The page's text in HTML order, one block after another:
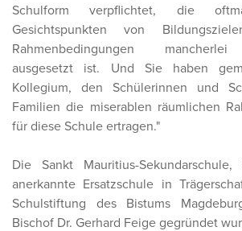
Schulform verpflichtet, die
Gesichtspunkten von
Rahmenbedingungen mancherlei
ausgesetzt ist. Und Sie haben
Kollegium, den Schülerinnen und
Familien die miserablen räumlichen
für diese Schule ertragen."
Die Sankt Mauritius-
anerkannte Ersatzschule in
Schulstiftung des Bistums
Bischof Dr. Gerhard Feige gegründet